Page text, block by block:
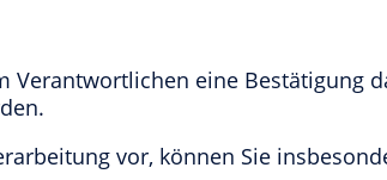
Verantwortlichen eine Bestätigung
vor, können Sie